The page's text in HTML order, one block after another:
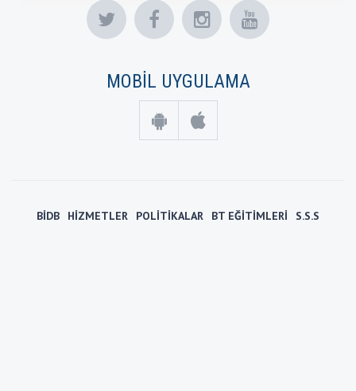
MOBİL UYGULAMA
BİDB HİZMETLER POLİTİKALAR BT EĞİTİMLERİ S.S.S